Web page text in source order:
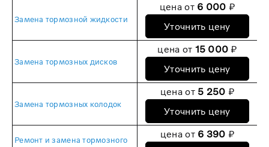
Замена тормозной жидкости
цена от 6 000 ₽
Уточнить цену
Замена тормозных дисков
цена от 15 000 ₽
Уточнить цену
Замена тормозных колодок
цена от 5 250 ₽
Уточнить цену
Ремонт и замена тормозного
цена от 6 390 ₽